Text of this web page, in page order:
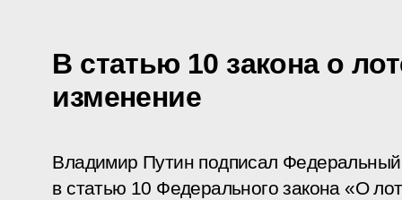
В статью 10 закона о
изменение
Владимир Путин подписал
в статью 10 Федерального закона «О